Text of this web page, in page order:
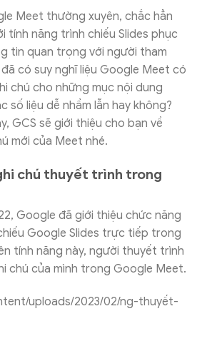
Meet thường xuyên, chắc hẳn
tính năng trình chiếu Slides phục
tin quan trọng với người tham
có suy nghĩ liệu Google Meet có
chú cho những mục nội dung
số liệu dễ nhầm lẫn hay không?
GCS sẽ giới thiệu cho bạn về
mới của Meet nhé.
chú thuyết trình trong
Google đã giới thiệu chức năng
Google Slides trực tiếp trong
tính năng này, người thuyết trình
chú của mình trong Google Meet.
uploads/2023/02/ng-thuyết-